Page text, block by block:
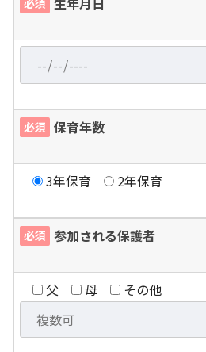
必須
必須 保育年数
3年保育 2年保育
必須 参加される保護者
父 母 その他